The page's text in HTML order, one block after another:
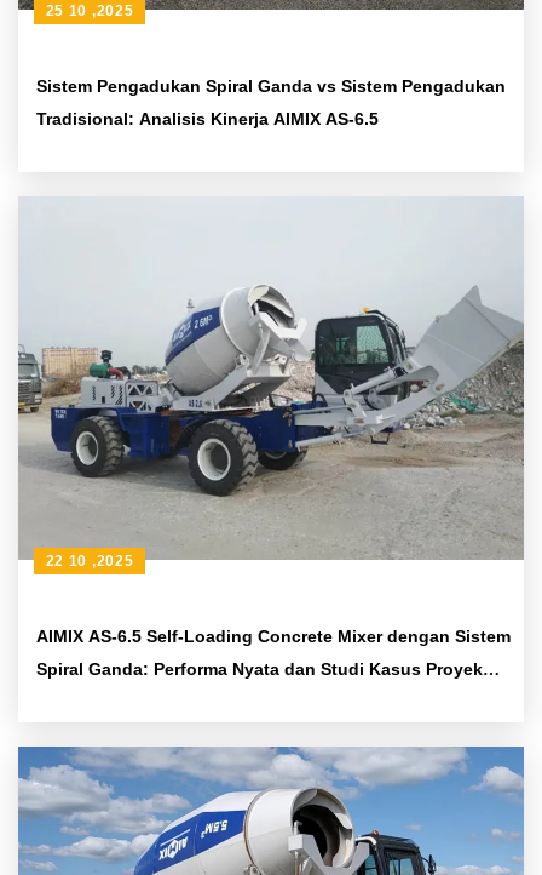
Sistem Pengadukan Spiral Ganda vs Sistem Pengadukan
Tradisional: Analisis Kinerja AIMIX AS-6.5
25 10 ,2025
AIMIX AS-6.5 Self-Loading Concrete Mixer dengan Sistem
Spiral Ganda: Performa Nyata dan Studi Kasus Proyek
22 10 ,2025